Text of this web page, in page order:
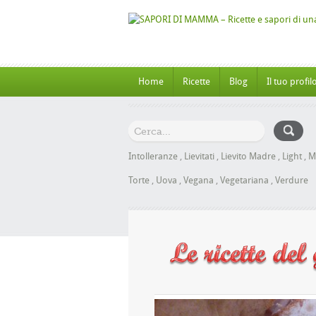
Home Ricette Blog Il tuo profilo
Intolleranze , Lievitati , Lievito Madre , Light ,
Torte , Uova , Vegana , Vegetariana , Verdure
al Miele senza